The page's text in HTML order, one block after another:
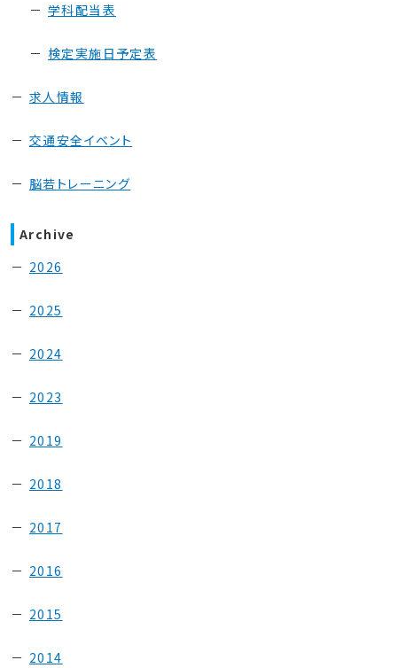
学科配当表
検定実施日予定表
求人情報
交通安全イベント
脳若トレーニング
Archive
2026
2025
2024
2023
2019
2018
2017
2016
2015
2014